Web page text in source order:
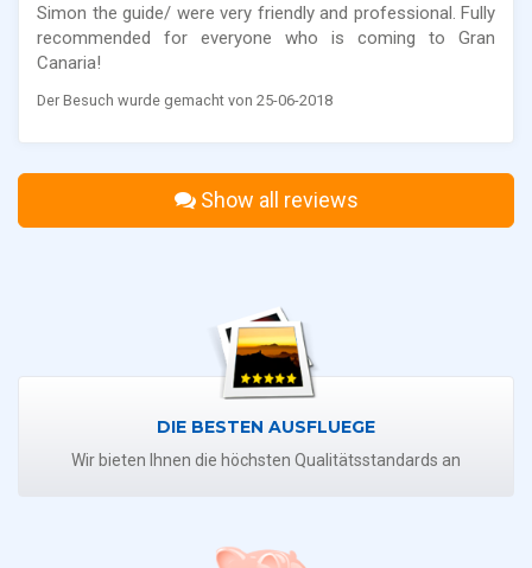
Simon the guide/ were very friendly and professional. Fully
recommended for everyone who is coming to Gran
Canaria!
Der Besuch wurde gemacht von 25-06-2018
Show all reviews
DIE BESTEN AUSFLUEGE
Wir bieten Ihnen die höchsten Qualitätsstandards an